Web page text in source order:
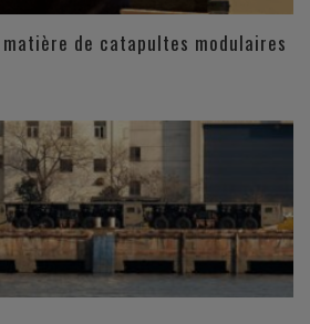
de catapultes modulaires